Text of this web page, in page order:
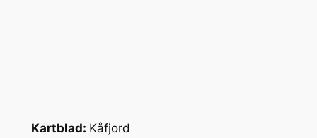
Kartblad: Kåfjord